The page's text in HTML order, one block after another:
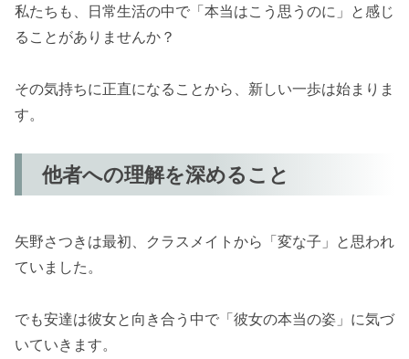
私たちも、日常生活の中で「本当はこう思うのに」と感じ
ることがありませんか？
その気持ちに正直になることから、新しい一歩は始まりま
す。
他者への理解を深めること
矢野さつきは最初、クラスメイトから「変な子」と思われ
ていました。
でも安達は彼女と向き合う中で「彼女の本当の姿」に気づ
いていきます。